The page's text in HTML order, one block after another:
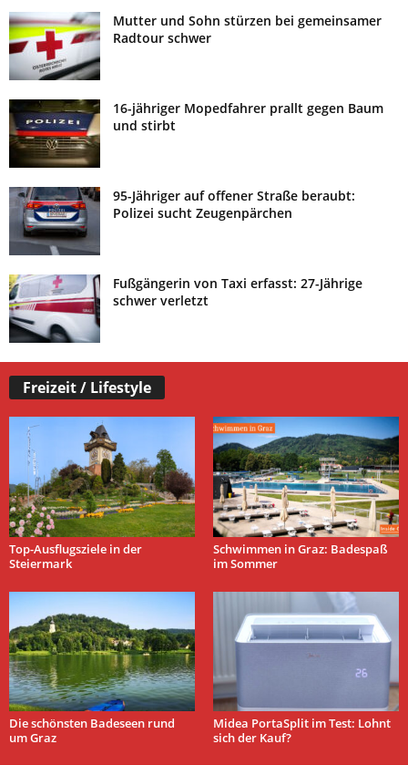
Mutter und Sohn stürzen bei gemeinsamer
Radtour schwer
16-jähriger Mopedfahrer prallt gegen Baum
und stirbt
95-Jähriger auf offener Straße beraubt:
Polizei sucht Zeugenpärchen
Fußgängerin von Taxi erfasst: 27-Jährige
schwer verletzt
Freizeit / Lifestyle
Top-Ausflugsziele in der
Steiermark
Schwimmen in Graz: Badespaß
im Sommer
Die schönsten Badeseen rund
um Graz
Midea PortaSplit im Test: Lohnt
sich der Kauf?